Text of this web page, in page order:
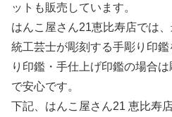
ットも販売しています。
はんこ屋さん21恵比寿店では
統工芸士が彫刻する手彫り印
り印鑑・手仕上げ印鑑の場合
で安心です。
下記、はんこ屋さん21 恵比寿